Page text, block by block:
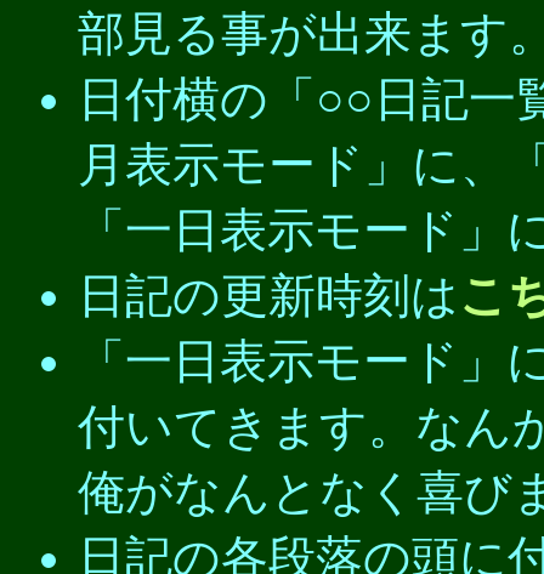
部見る事が出来ます
日付横の「○○日記一
月表示モード」に、
「一日表示モード」
日記の更新時刻はこ
「一日表示モード
付いてきます。なん
俺がなんとなく喜び
日記の各段落の頭に